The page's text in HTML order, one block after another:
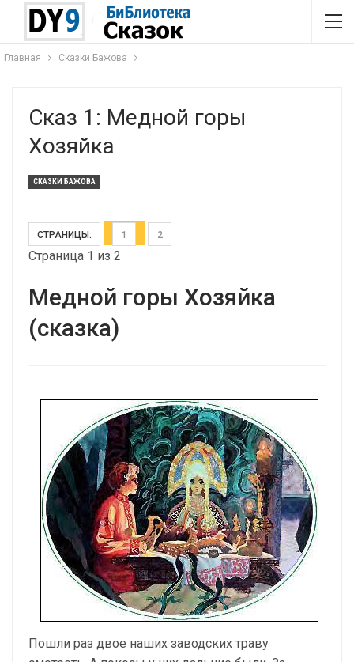
Главная Сказки Бажова
Сказ 1: Медной горы
Хозяйка
СКАЗКИ БАЖОВА
СТРАНИЦЫ: 1 2
Страница 1 из 2
Медной горы Хозяйка
(сказка)
Пошли раз двое наших заводских траву